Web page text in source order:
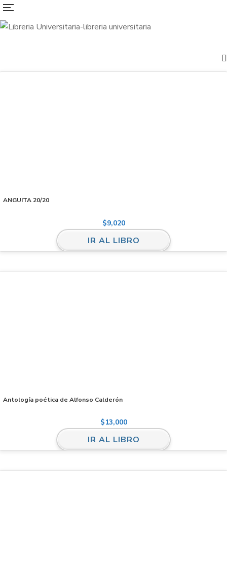
ANGUITA 20/20
$9,020
IR AL LIBRO
Antología poética de Alfonso Calderón
$13,000
IR AL LIBRO